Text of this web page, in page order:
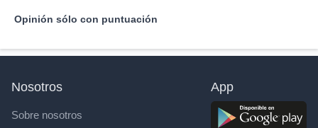
Opinión sólo con puntuación
Nosotros
Sobre nosotros
App